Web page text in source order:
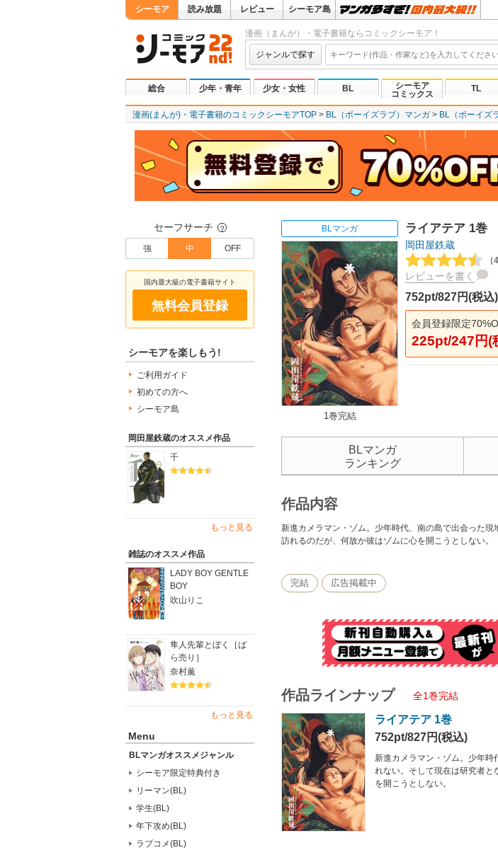
シーモア 読み放題 レビュー シーモア島
漫画（まんが）・電子書籍ならコミックシーモア！
ジャンルで探す
総合 少年・青年 少女・女性 BL
シーモア
コミックス
TL
漫画(まんが)・電子書籍のコミックシーモアTOP BL（ボーイズラブ）マンガ BL（ボーイズ
セーフサーチ ？
強 中 OFF
国内最大級の電子書籍サイト
無料会員登録
シーモアを楽しもう!
ご利用ガイド
初めての方へ
シーモア島
岡田屋鉄蔵のオススメ作品
千
もっと見る
雑誌のオススメ作品
LADY BOY GENTLE
BOY
吹山りこ
隼人先輩とぼく［ば
ら売り］
奈村薫
もっと見る
Menu
BLマンガオススメジャンル
シーモア限定特典付き
リーマン(BL)
学生(BL)
年下攻め(BL)
ラブコメ(BL)
BLマンガ
1巻完結
ライアテア 1巻
岡田屋鉄蔵
（
レビューを書く
752pt/827円(税込)
会員登録限定
225pt/247円(
BLマンガ
ランキング
作品内容
新進カメラマン・ゾム。少年時代、南の島で出会った
訪れるのだが、何故か彼はゾムに心を開こうとしない。
完結 広告掲載中
作品ラインナップ 全1巻完結
ライアテア 1巻
752pt/827円(税込)
新進カメラマン・ゾム。少年時
れない。そして現在は研究者と
を開こうとしない。